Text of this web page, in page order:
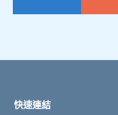
快速連結